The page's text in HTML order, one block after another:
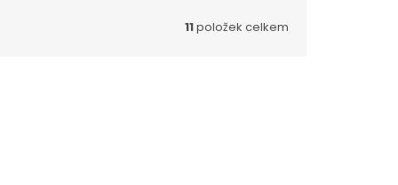
11položek celkem